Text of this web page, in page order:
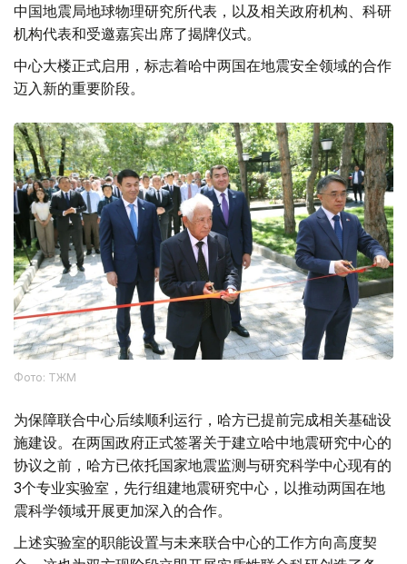
中国地震局地球物理研究所代表，以及相关政府机构、科研
机构代表和受邀嘉宾出席了揭牌仪式。
中心大楼正式启用，标志着哈中两国在地震安全领域的合作
迈入新的重要阶段。
Фото: ТЖМ
为保障联合中心后续顺利运行，哈方已提前完成相关基础设
施建设。在两国政府正式签署关于建立哈中地震研究中心的
协议之前，哈方已依托国家地震监测与研究科学中心现有的
3个专业实验室，先行组建地震研究中心，以推动两国在地
震科学领域开展更加深入的合作。
上述实验室的职能设置与未来联合中心的工作方向高度契